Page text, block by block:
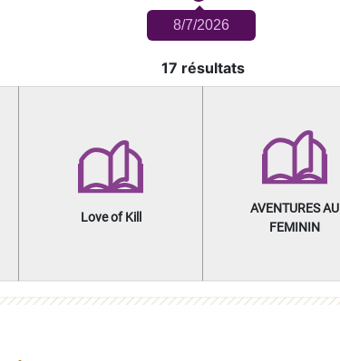
8/7/2026
17 résultats
Love of Kill
AVENTURES AU
FEMININ